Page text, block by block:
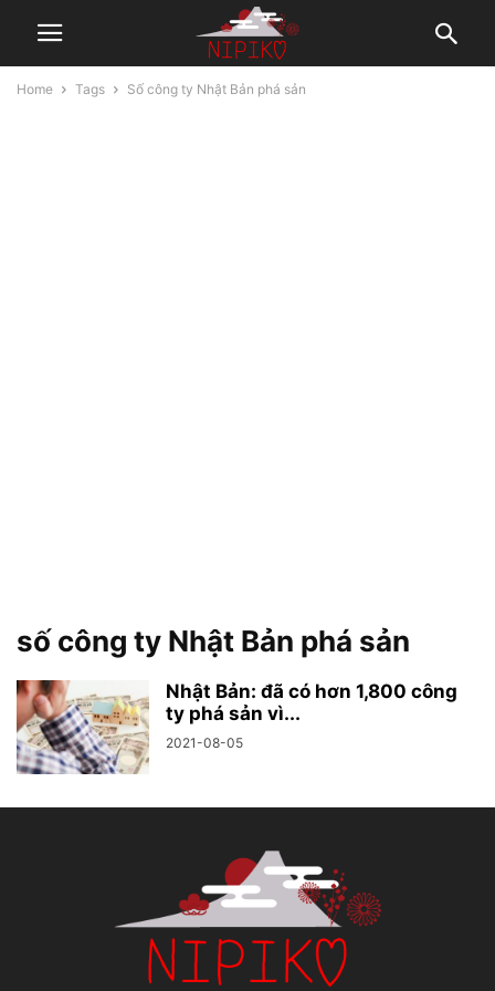
Home Tags Số công ty Nhật Bản phá sản
số công ty Nhật Bản phá sản
Nhật Bản: đã có hơn 1,800 công
ty phá sản vì...
2021-08-05